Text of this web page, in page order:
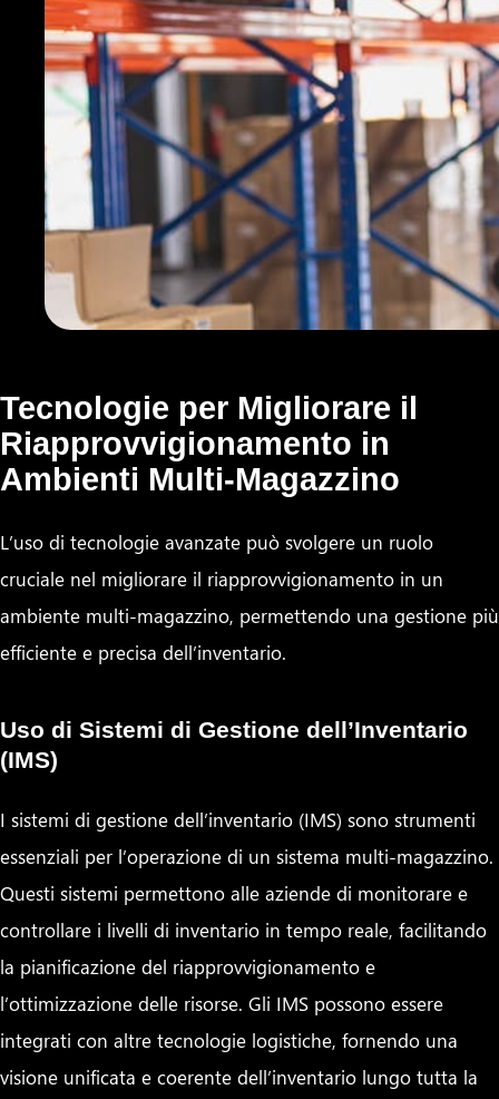
Tecnologie per Migliorare il
Riapprovvigionamento in
Ambienti Multi-Magazzino
L’uso di tecnologie avanzate può svolgere un ruolo
cruciale nel migliorare il riapprovvigionamento in un
ambiente multi-magazzino, permettendo una gestione più
efficiente e precisa dell’inventario.
Uso di Sistemi di Gestione dell’Inventario
(IMS)
I sistemi di gestione dell’inventario (IMS) sono strumenti
essenziali per l’operazione di un sistema multi-magazzino.
Questi sistemi permettono alle aziende di monitorare e
controllare i livelli di inventario in tempo reale, facilitando
la pianificazione del riapprovvigionamento e
l’ottimizzazione delle risorse. Gli IMS possono essere
integrati con altre tecnologie logistiche, fornendo una
visione unificata e coerente dell’inventario lungo tutta la